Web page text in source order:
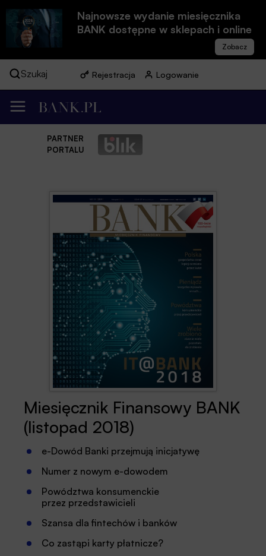
Najnowsze wydanie miesięcznika
BANK dostępne w sklepach i online
Szukaj Rejestracja Logowanie
PARTNER
PORTALU
Miesięcznik Finansowy BANK
(listopad 2018)
e-Dowód Banki przejmują inicjatywę
Numer z nowym e-dowodem
Powództwa konsumenckie
przez przedstawicieli
Szansa dla fintechów i banków
Co zastąpi karty płatnicze?